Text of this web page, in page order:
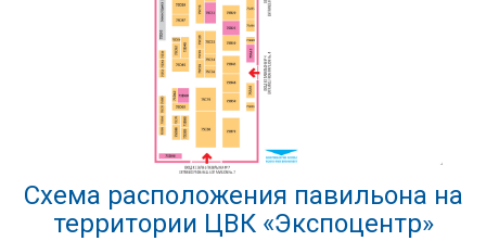
Схема расположения павильона на
территории ЦВК «Экспоцентр»